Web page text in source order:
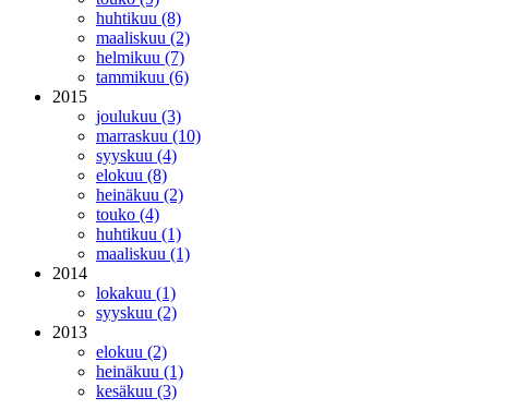
huhtikuu (8)
maaliskuu (2)
helmikuu (7)
tammikuu (6)
2015
joulukuu (3)
marraskuu (10)
syyskuu (4)
elokuu (8)
heinäkuu (2)
touko (4)
huhtikuu (1)
maaliskuu (1)
2014
lokakuu (1)
syyskuu (2)
2013
elokuu (2)
heinäkuu (1)
kesäkuu (3)